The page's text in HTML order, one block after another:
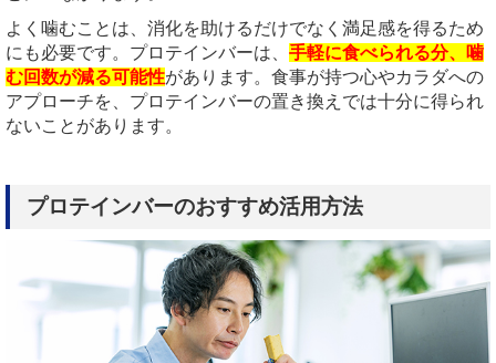
よく噛むことは、消化を助けるだけでなく満足感を得るため
にも必要です。プロテインバーは、 手軽に食べられる分、噛
む回数が減る可能性があります。食事が持つ心やカラダへの
アプローチを、プロテインバーの置き換えでは十分に得られ
ないことがあります。
プロテインバーのおすすめ活用方法